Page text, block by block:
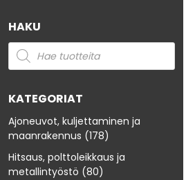
HAKU
KATEGORIAT
Ajoneuvot, kuljettaminen ja
maanrakennus (178)
Hitsaus, polttoleikkaus ja
metallintyöstö (80)